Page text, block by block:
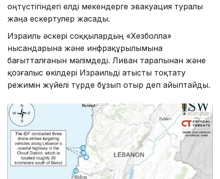
оңтүстігіндегі елді мекендерге эвакуация туралы
жаңа ескертулер жасады.
Израиль әскері соққылардың «Хезболла»
нысандарына және инфрақұрылымына
бағытталғанын мәлімдеді. Ливан тарапынан және
қозғалыс өкілдері Израильді атысты тоқтату
режимін жүйелі түрде бұзып отыр деп айыптайды.